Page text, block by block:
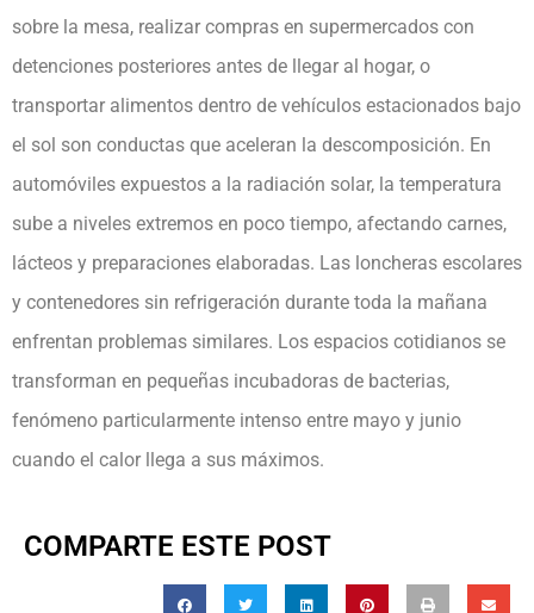
sobre la mesa, realizar compras en supermercados con
detenciones posteriores antes de llegar al hogar, o
transportar alimentos dentro de vehículos estacionados bajo
el sol son conductas que aceleran la descomposición. En
automóviles expuestos a la radiación solar, la temperatura
sube a niveles extremos en poco tiempo, afectando carnes,
lácteos y preparaciones elaboradas. Las loncheras escolares
y contenedores sin refrigeración durante toda la mañana
enfrentan problemas similares. Los espacios cotidianos se
transforman en pequeñas incubadoras de bacterias,
fenómeno particularmente intenso entre mayo y junio
cuando el calor llega a sus máximos.
COMPARTE ESTE POST